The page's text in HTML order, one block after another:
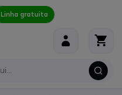
Linha gratuita